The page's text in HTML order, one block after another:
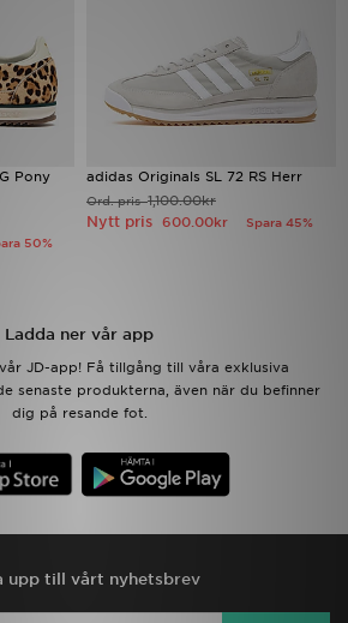
Pony
50%
adidas Originals SL 72 RS Herr
Ord. pris1,100.00kr
Nytt pris 600.00kr Spara 45%
Ladda ner vår app
JD-app! Få tillgång till våra exklusiva
senaste produkterna, även när du befinner
dig på resande fot.
upp till vårt nyhetsbrev